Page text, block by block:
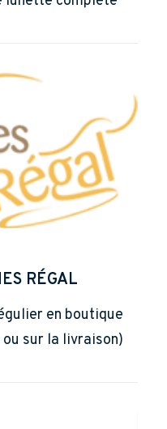
RÉGAL
en boutique
sur la livraison)